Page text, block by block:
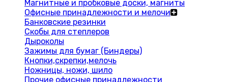
Магнитные и пробковые доски, магниты
Офисные принадлежности и мелочи
Банковские резинки
Скобы для степлеров
Дыроколы
Зажимы для бумаг (Биндеры)
Кнопки,скрепки,мелочь
Ножницы, ножи, шило
Прочие офисные принадлежности